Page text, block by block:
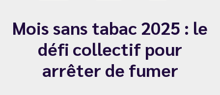
Mois sans tabac 2025 : le
défi collectif pour
arrêter de fumer